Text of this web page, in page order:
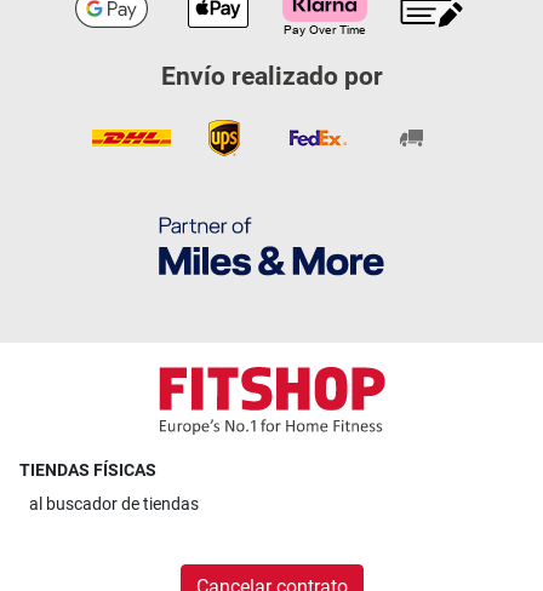
Envío realizado por
TIENDAS FÍSICAS
al buscador de tiendas